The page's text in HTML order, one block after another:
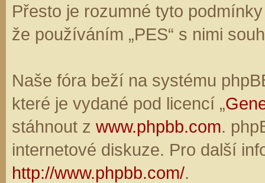
Přesto je rozumné tyto
že používáním „PES“ s nimi
Naše fóra beží na systému
které je vydané pod licencí „
stáhnout z www.phpbb.com.
internetové diskuze. Pro další
http://www.phpbb.com/.